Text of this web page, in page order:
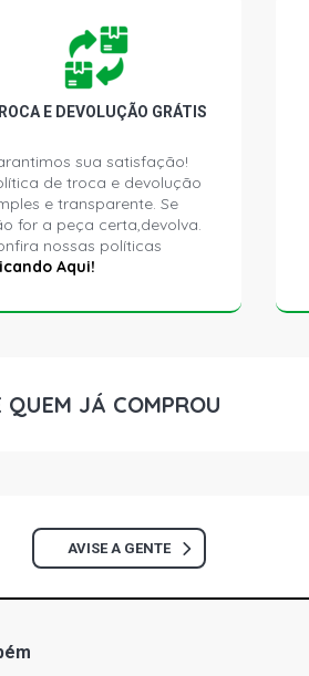
E DEVOLUÇÃO GRÁTIS
sua satisfação!
de troca e devolução
e transparente. Se
for a peça certa,devolva.
nossas políticas
Aqui!
QUEM JÁ COMPROU
AVISE A GENTE